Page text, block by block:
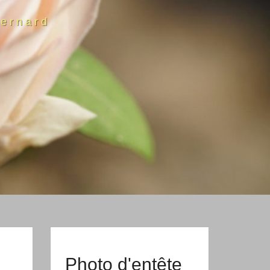
Photo d'entête